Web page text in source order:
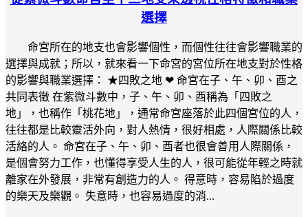
選擇
命宮所在的地支也會影響個性，而個性往往會影響職業的
選擇與成就；所以，就來看一下命宮的宮位所在地支對於性格
的影響與職業選擇： ★四敗之地 ❤ 命宮在子、午、卯、酉之
共同表徵 在紫微斗數中，子、午、卯、酉稱為「四敗之
地」，也稱作「桃花地」，通常命宮座落於此四個宮位的人，
往往都是比較靈活外向，對人熱情，很好相處，人際關係比較
活絡的人。 命宮在子、午、卯、酉者也很會善用人際關係，
是個會努力工作，也懂得享受人生的人，很可能從年輕之時就
離家在外發展，非常有創造力的人。 得意時，容易陷於過度
的樂天及樂觀。 失意時，也容易過度的消...